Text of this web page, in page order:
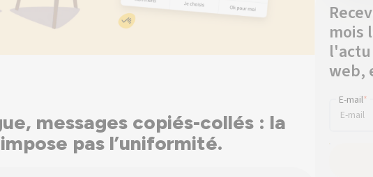
messages copiés-collés : la
pas l’uniformité.
mois
web,
E-mail*